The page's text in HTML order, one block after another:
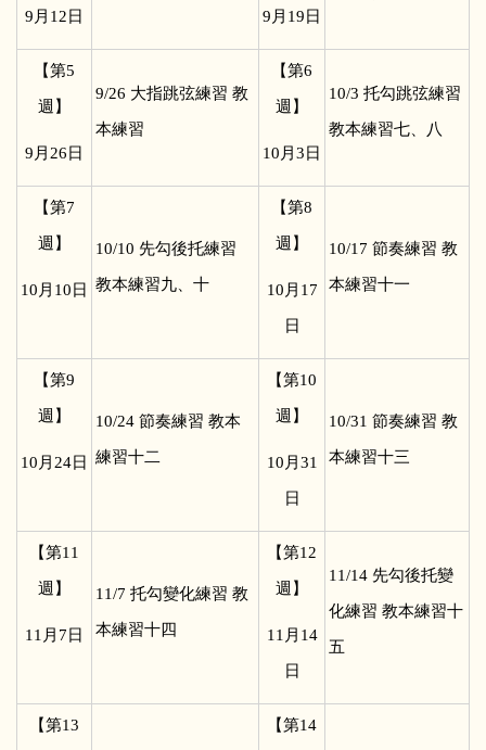
9 月12日
9 月19日
【第5
週】
9 月26日
9/26 大指跳弦練習 教
本練習
【第6
週】
10 月3日
10/3 托勾跳弦練習
教本練習七、八
【第7
週】
10 月10日
10/10 先勾後托練習
教本練習九、十
【第8
週】
10 月17
日
10/17 節奏練習 教
本練習十一
【第9
週】
10 月24日
10/24 節奏練習 教本
練習十二
【第10
週】
10 月31
日
10/31 節奏練習 教
本練習十三
【第11
週】
11 月7日
11/7 托勾變化練習 教
本練習十四
【第12
週】
11 月14
日
11/14 先勾後托變
化練習 教本練習十
五
【第13 【第14